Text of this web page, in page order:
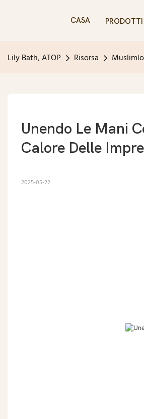
CASA PRODOTTI
Lily Bath, ATOP Risorsa
Unendo Le Mani
Calore Delle
2025-05-22